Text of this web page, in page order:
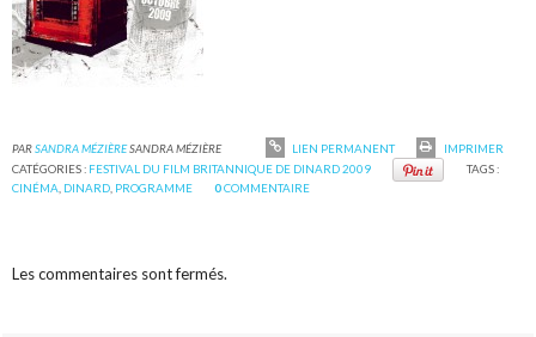
PARSANDRA MÉZIÈRESANDRA MÉZIÈRE LIEN PERMANENT
IMPRIMER
CATÉGORIES : FESTIVAL DU FILM BRITANNIQUE DE DINARD 2009
TAGS :
CINÉMA DINARD PROGRAMME 0COMMENTAIRE
Les commentaires sont fermés.